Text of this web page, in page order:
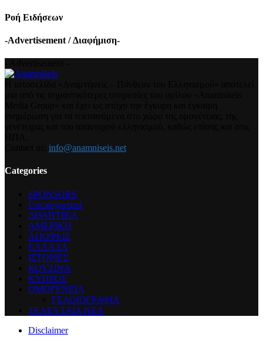
Ροή Ειδήσεων
-Advertisement / Διαφήμιση-
info@anamniseis.net
Categories
SPONSORS
Uncategorized
ΑΘΛΗΤΙΚΑ
ΑΜΕΡΙΚΗ
ΑΠΟΨΕΙΣ
ΕΛΛΑΔΑ
ΙΣΤΟΡΙΕΣ
ΚΟΥΖΙΝΑ
ΚΥΠΡΟΣ
ΟΜΟΓΕΝΕΙΑ
ΓΕΛΟΙΟΓΡΑΦΙΑ
ΤΕΛΕΥΤΑΙΑ ΝΕΑ
Disclaimer